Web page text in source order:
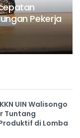
Pekerja
UIN Walisongo
Tuntang
di Lomba